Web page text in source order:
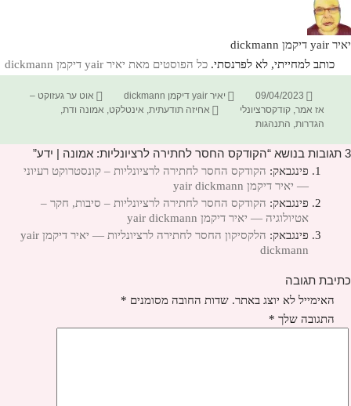
יאיר yair דיקמן dickmann
כותב למחייתי, לא לפרנסתי. כל הפוסטים מאת יאיר yair דיקמן dickmann‏
פורסם
בתאריך
09/04/2023 מחבר
יאיר yair דיקמן dickmann קטגוריות
אוט ער געזוקט –
אז אמר,קודקסרציונלי תגיות
אחיזה תודעתית, אינטלקט, אמונה ודת,
הגדרות, התנהגות
3 תגובות בנושא “הקודקס החסר לחתירה לרציונליות: אמונה | ידע”
פינגבאק: הקודקס החסר לחתירה לרציונליות – קונסטרוקט רעיוני
— יאיר דיקמן yair dickmann
פינגבאק: הקודקס החסר לחתירה לרציונליות – סיבות, חקר –
אטיולוגיה — יאיר דיקמן yair dickmann
פינגבאק:
הלקסיקון החסר לחתירה לרציונליות — יאיר דיקמן yair
dickmann
כתיבת תגובה
האימייל לא יוצג באתר. שדות החובה מסומנים *
התגובה שלך *